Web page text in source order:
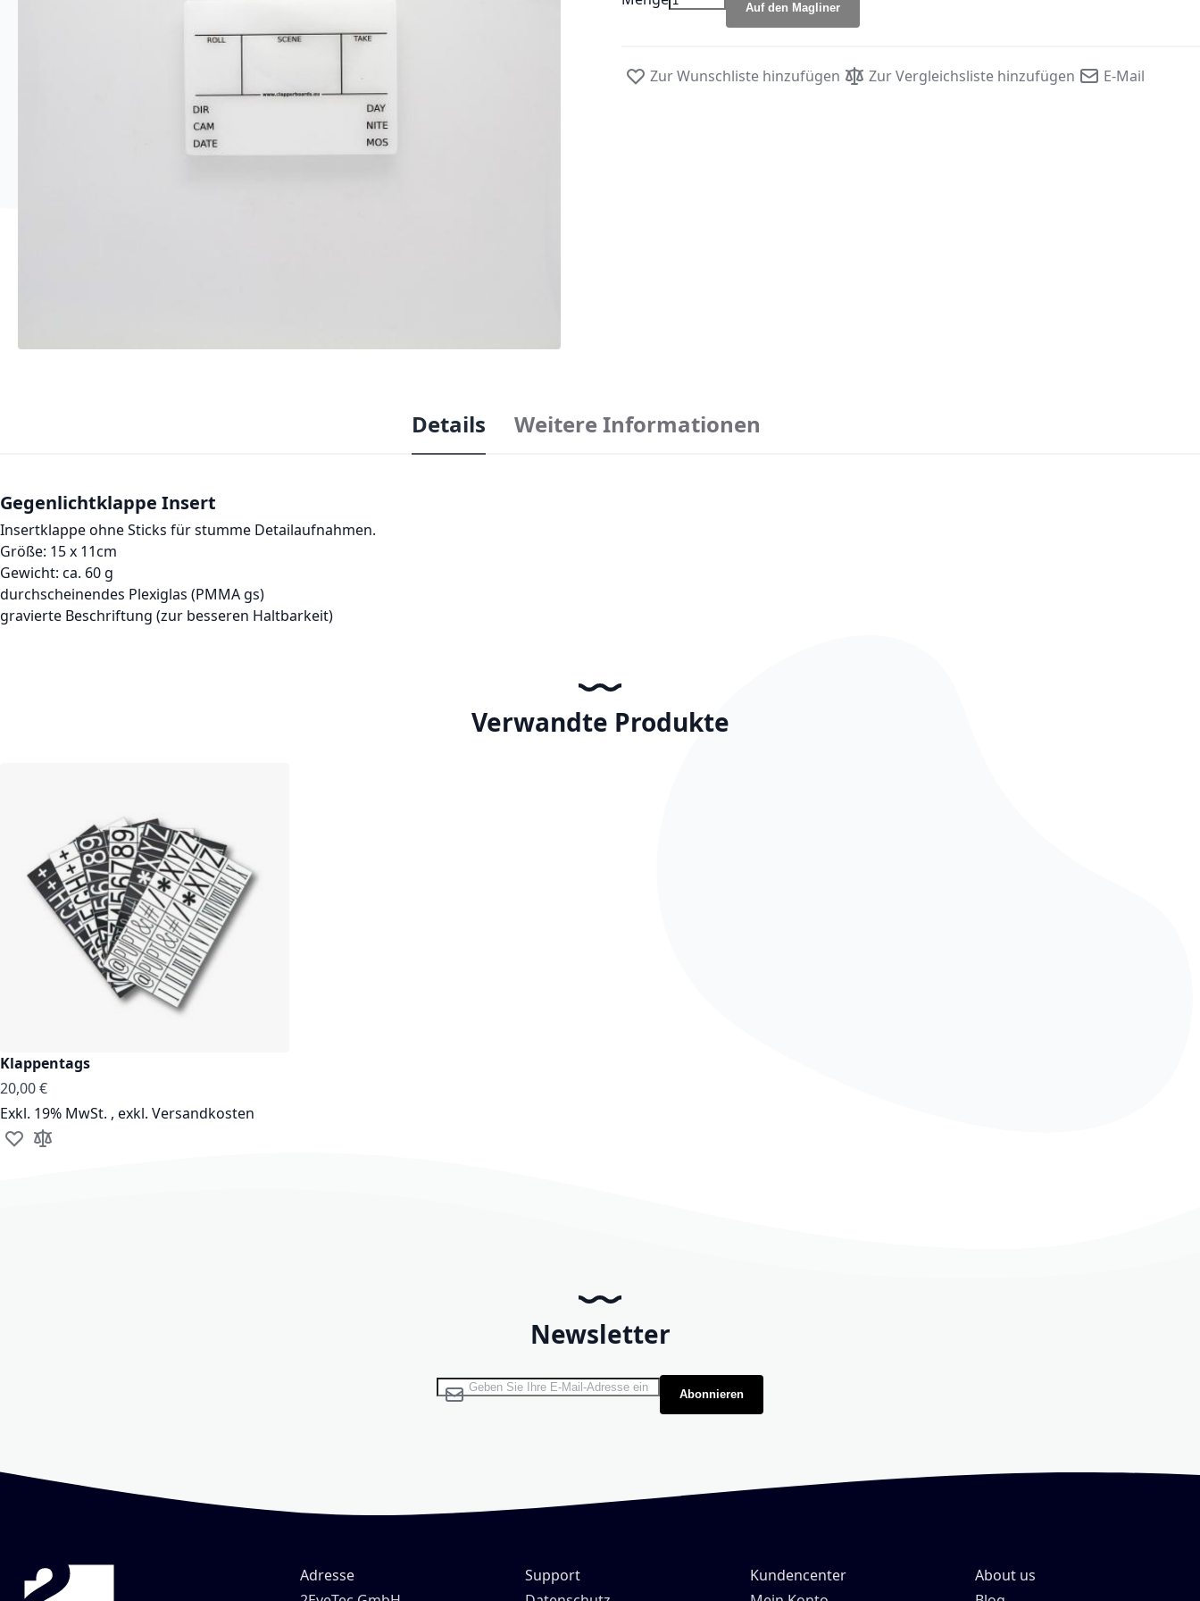
Auf den Magliner
Zur Wunschliste hinzufügen Zur Vergleichsliste hinzufügen E-Mail
Details
Gegenlichtklappe Insert
Insertklappe ohne Sticks für stumme Detailaufnahmen.
Größe: 15 x 11cm
Gewicht: ca. 60 g
durchscheinendes Plexiglas (PMMA gs)
gravierte Beschriftung (zur besseren Haltbarkeit)
Weitere Informationen
Verwandte Produkte
Klappentags
20,00 €
Exkl. 19% MwSt. , exkl. Versandkosten
Zur Wunschliste hinzufügen
Zur Vergleichsliste hinzufügen
Newsletter
Melden Sie sich für unseren Newsletter an:
Abonnieren
Adresse
Support
Kundencenter
About us